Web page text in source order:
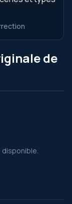
de
disponible.